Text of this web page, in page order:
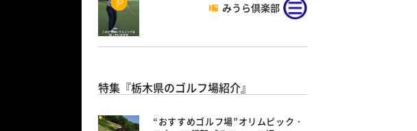
みうら倶楽部
特集『栃木県のゴルフ場紹介』
“おすすめゴルフ場”オリムピック・